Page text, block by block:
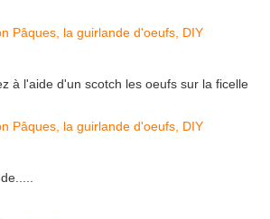
à l'aide d'un scotch les oeufs sur la ficelle